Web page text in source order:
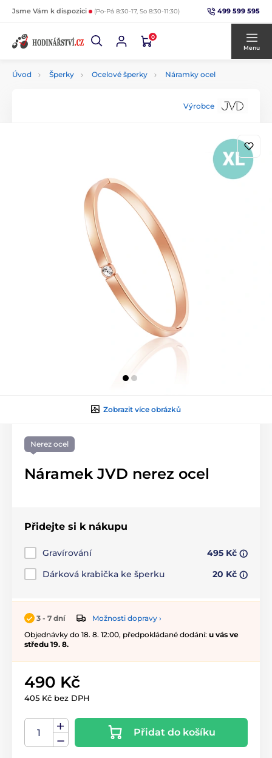
Jsme Vám k dispozici (Po-Pá 8:30-17, So 8:30-11:30) 499 599 595
0
Menu
Úvod Šperky Ocelové šperky Náramky ocel
Výrobce
Zobrazit více obrázků
Nerez ocel
Náramek JVD nerez ocel
Přidejte si k nákupu
Gravírování
495 Kč
Dárková krabička ke šperku
20 Kč
3 - 7 dní
Možnosti dopravy ›
Objednávky do 18. 8. 12:00, předpokládané dodání: u vás ve
středu 19. 8.
490 Kč
405 Kč bez DPH
Přidat do košíku